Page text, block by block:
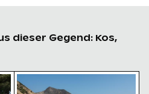
dieser Gegend: Kos,
im Plaka-Wald
Felsige Küste am Paradise